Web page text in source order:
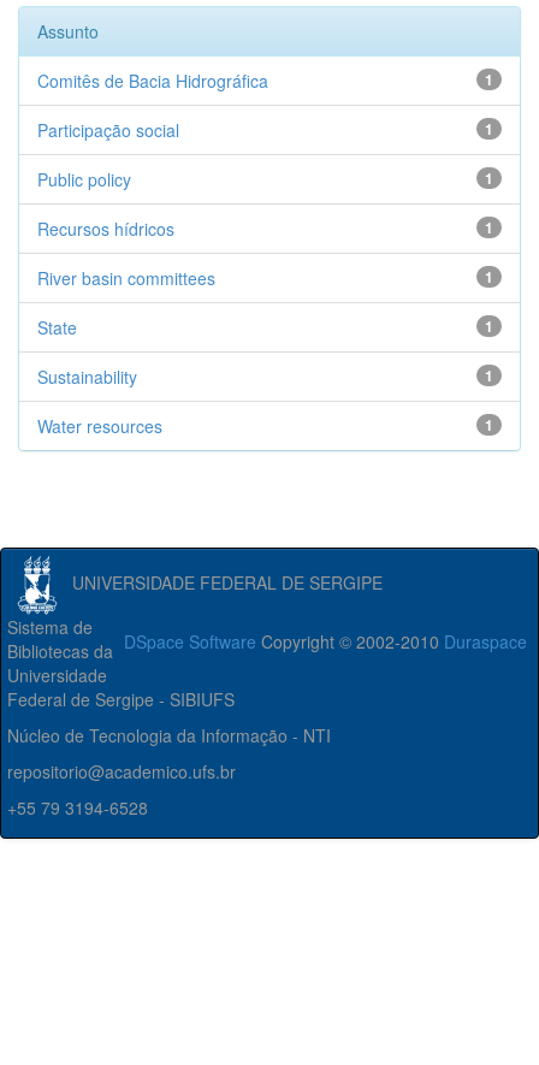
Assunto
1
Comitês de Bacia Hidrográfica
1
Participação social
1
Public policy
1
Recursos hídricos
1
River basin committees
1
State
1
Sustainability
1
Water resources
UNIVERSIDADE FEDERAL DE SERGIPE
DSpace Software Copyright © 2002-2010 Duraspace
Sistema de
Bibliotecas da
Universidade
Federal de Sergipe - SIBIUFS
Núcleo de Tecnologia da Informação - NTI
repositorio@academico.ufs.br
+55 79 3194-6528